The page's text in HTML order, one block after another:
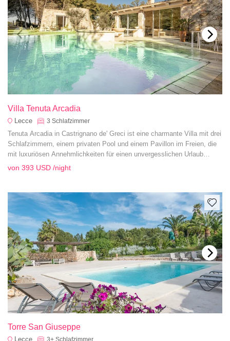
Villa Tenuta Arcadia
Lecce 3 Schlafzimmer
Tenuta Arcadia in Castrignano de' Greci ist eine charmante Villa mit drei
Schlafzimmern, einem privaten Pool und einem Pavillon im Freien, die
mit luxuriösen Annehmlichkeiten für einen unvergesslichen Urlaub
ausgestattet ist.
von 393 USD /night
Torre San Giuseppe
Lecce 3+ Schlafzimmer